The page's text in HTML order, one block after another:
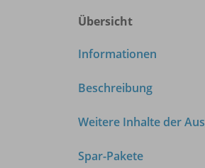
Übersicht
Informationen
Beschreibung
Weitere Inhalte der
Spar-Pakete